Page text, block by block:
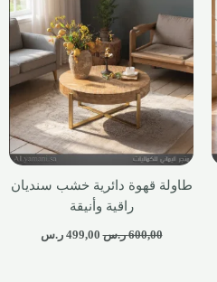
طاولة قهوة دائرية خشب سنديان
راقية وأنيقة
600,00 ر.س 499,00 ر.س